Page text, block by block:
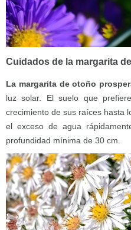
Cuidados de la margarita
La margarita de otoño
luz solar. El suelo que
crecimiento de sus raíces hasta
el exceso de agua
profundidad mínima de 30 cm.